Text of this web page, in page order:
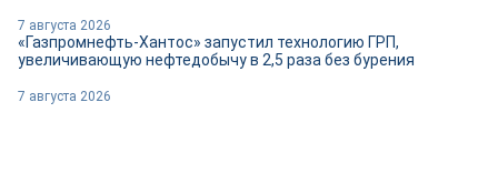
7 августа 2026
«Газпромнефть-Хантос» запустил технологию ГРП,
увеличивающую нефтедобычу в 2,5 раза без бурения
7 августа 2026